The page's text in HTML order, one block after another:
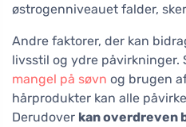
østrogenniveauet falder,
Andre faktorer, der kan
livsstil og ydre
mangel på søvn og brugen
hårprodukter kan alle
Derudover kan overdreven